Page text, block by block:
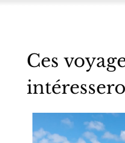
Ces